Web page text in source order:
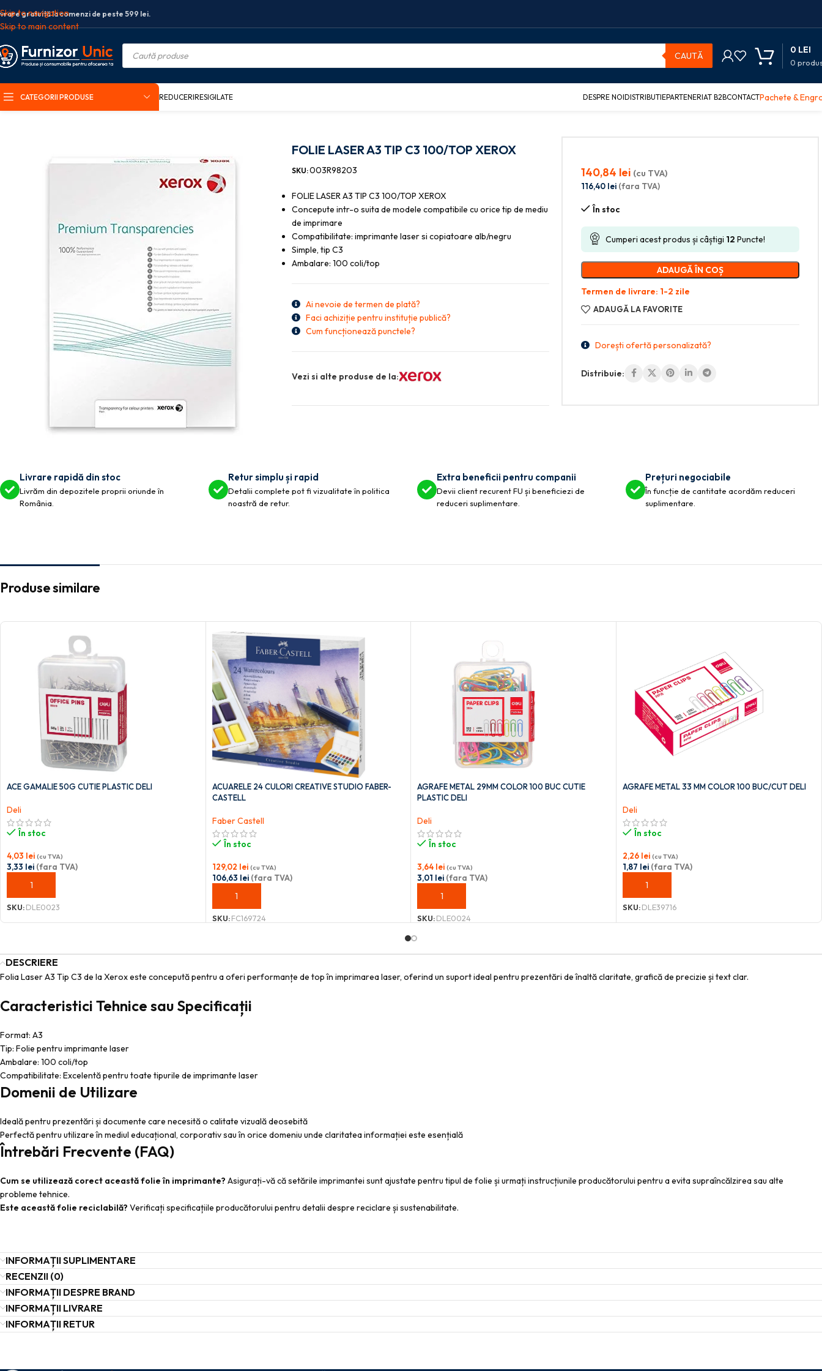
Skip to navigation
Skip to main content
gratuită la comenzi de peste 599 lei.
CAUTĂ
0
0 LEI
CATEGORII PRODUSE REDUCERIRESIGILATE DESPRE NOIDISTRIBUTIEPARTENERIAT B2BCONTACTPachete &
FOLIE LASER A3 TIP C3 100/TOP XEROX
SKU:003R98203
FOLIE LASER A3 TIP C3 100/TOP XEROX
Concepute intr-o suita de modele compatibile cu orice tip de mediu
de imprimare
Compatibilitate: imprimante laser si copiatoare alb/negru
Simple, tip C3
Ambalare: 100 coli/top
Ai nevoie de termen de plată?
Faci achiziție pentru instituție publică?
Cum funcționează punctele?
Vezi si alte produse de la:
140,84 lei (cu TVA)
116,40 lei (fara TVA)
În stoc
Cumperi acest produs și câștigi 12 Puncte!
ADAUGĂ ÎN COȘ
Termen de livrare: 1-2 zile
ADAUGĂ LA FAVORITE
Dorești ofertă personalizată?
Distribuie:
Livrare rapidă din stoc
Livrăm din depozitele proprii oriunde în
România.
Retur simplu și rapid
Detalii complete pot fi vizualitate în politica
noastră de retur.
Extra beneficii pentru companii
Devii client recurent FU și beneficiezi de
reduceri suplimentare.
Prețuri negociabile
În funcție de cantitate acordăm reduceri
suplimentare.
Produse similare
ACE GAMALIE 50G CUTIE PLASTIC DELI
Deli
În stoc
4,03 lei (cu TVA)
3,33 lei (fara TVA)
ADAUGĂ ÎN COȘ
SKU:DLE0023
ACUARELE 24 CULORI CREATIVE STUDIO FABER-
CASTELL
Faber Castell
În stoc
129,02 lei (cu TVA)
106,63 lei(fara TVA)
ADAUGĂ ÎN COȘ
SKU:FC169724
AGRAFE METAL 29MM COLOR 100 BUC CUTIE
PLASTIC DELI
Deli
În stoc
3,64 lei (cu TVA)
3,01 lei (fara TVA)
ADAUGĂ ÎN COȘ
SKU:DLE0024
AGRAFE METAL 33 MM COLOR 100 BUC/CUT DELI
Deli
În stoc
2,26 lei (cu TVA)
1,87 lei(fara TVA)
ADAUGĂ ÎN COȘ
SKU:DLE39716
DESCRIERE
Folia Laser A3 Tip C3 de la Xerox este concepută pentru a oferi performanțe de top în imprimarea laser, oferind un suport ideal pentru prezentări de înaltă claritate, grafică de precizie și text clar.
Caracteristici Tehnice sau Specificații
Format: A3
Tip: Folie pentru imprimante laser
Ambalare: 100 coli/top
Compatibilitate: Excelentă pentru toate tipurile de imprimante laser
Domenii de Utilizare
Ideală pentru prezentări și documente care necesită o calitate vizuală deosebită
Perfectă pentru utilizare în mediul educațional, corporativ sau în orice domeniu unde claritatea informației este esențială
Întrebări Frecvente (FAQ)
Cum se utilizează corect această folie în imprimante? Asigurați-vă că setările imprimantei sunt ajustate pentru tipul de folie și urmați instrucțiunile producătorului pentru a evita supraîncălzirea sau alte
probleme tehnice.
Este această folie reciclabilă? Verificați specificațiile producătorului pentru detalii despre reciclare și sustenabilitate.
INFORMAȚII SUPLIMENTARE
RECENZII (0)
INFORMAȚII DESPRE BRAND
INFORMAȚII LIVRARE
INFORMAȚII RETUR